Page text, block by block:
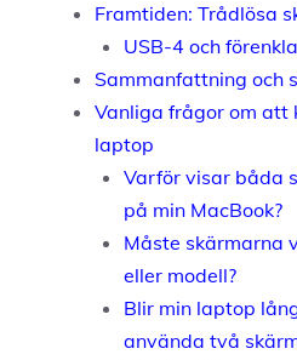
Framtiden: Trådlösa
USB-4 och
Sammanfattning och
Vanliga frågor om att
laptop
Varför visar båda
på min MacBook?
Måste skärmarna
eller modell?
Blir min laptop
använda två